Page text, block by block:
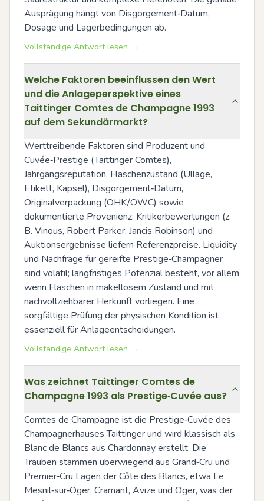
Ausprägung hängt von Disgorgement‑Datum,
Dosage und Lagerbedingungen ab.
Vollständige Antwort lesen →
Welche Faktoren beeinflussen den Wert
und die Anlageperspektive eines
Taittinger Comtes de Champagne 1993
auf dem Sekundärmarkt?
Werttreibende Faktoren sind Produzent und
Cuvée‑Prestige (Taittinger Comtes),
Jahrgangsreputation, Flaschenzustand (Ullage,
Etikett, Kapsel), Disgorgement‑Datum,
Originalverpackung (OHK/OWC) sowie
dokumentierte Provenienz. Kritikerbewertungen (z.
B. Vinous, Robert Parker, Jancis Robinson) und
Auktionsergebnisse liefern Referenzpreise. Liquidity
und Nachfrage für gereifte Prestige‑Champagner
sind volatil; langfristiges Potenzial besteht, vor allem
wenn Flaschen in makellosem Zustand und mit
nachvollziehbarer Herkunft vorliegen. Eine
sorgfältige Prüfung der physischen Kondition ist
essenziell für Anlageentscheidungen.
Vollständige Antwort lesen →
Was zeichnet Taittinger Comtes de
Champagne 1993 als Prestige‑Cuvée aus?
Comtes de Champagne ist die Prestige‑Cuvée des
Champagnerhauses Taittinger und wird klassisch als
Blanc de Blancs aus Chardonnay erstellt. Die
Trauben stammen überwiegend aus Grand‑Cru und
Premier‑Cru Lagen der Côte des Blancs, etwa Le
Mesnil‑sur‑Oger, Cramant, Avize und Oger, was der